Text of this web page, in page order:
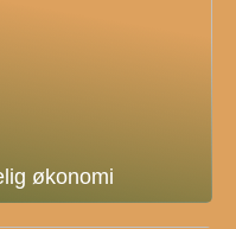
økonomi